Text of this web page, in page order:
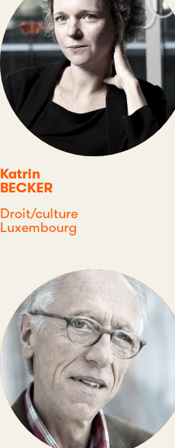
Katrin
BECKER
Discipline
Droit/culture
Pays
Luxembourg